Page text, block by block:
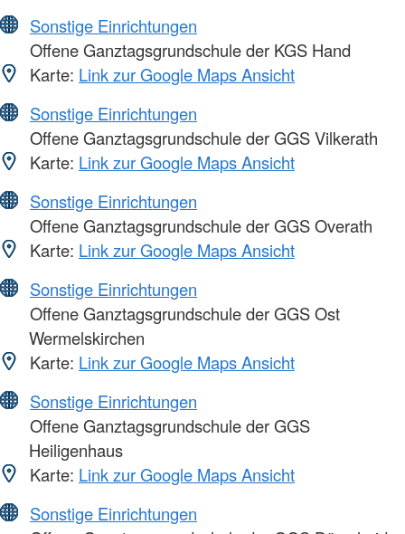
Sonstige Einrichtungen
Offene Ganztagsgrundschule der KGS Hand
Karte: Link zur Google Maps Ansicht
Sonstige Einrichtungen
Offene Ganztagsgrundschule der GGS Vilkerath
Karte: Link zur Google Maps Ansicht
Sonstige Einrichtungen
Offene Ganztagsgrundschule der GGS Overath
Karte: Link zur Google Maps Ansicht
Sonstige Einrichtungen
Offene Ganztagsgrundschule der GGS Ost
Wermelskirchen
Karte: Link zur Google Maps Ansicht
Sonstige Einrichtungen
Offene Ganztagsgrundschule der GGS
Heiligenhaus
Karte: Link zur Google Maps Ansicht
Sonstige Einrichtungen